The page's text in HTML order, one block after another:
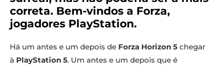
correta. Bem-vindos a Forza,
jogadores PlayStation.
Há um antes e um depois de Forza Horizon 5 chegar
à PlayStation 5. Um antes e um depois que é